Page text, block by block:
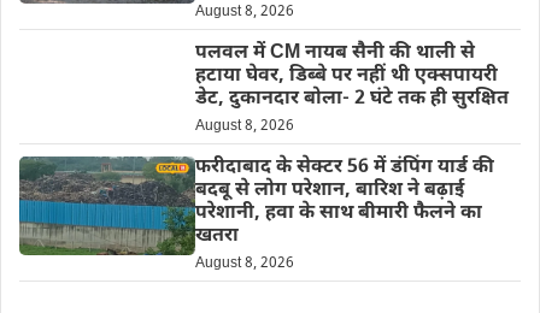
August 8, 2026
पलवल में CM नायब सैनी की थाली से
हटाया घेवर, डिब्बे पर नहीं थी एक्सपायरी
डेट, दुकानदार बोला- 2 घंटे तक ही सुरक्षित
August 8, 2026
फरीदाबाद के सेक्टर 56 में डंपिंग यार्ड की
बदबू से लोग परेशान, बारिश ने बढ़ाई
परेशानी, हवा के साथ बीमारी फैलने का
खतरा
August 8, 2026